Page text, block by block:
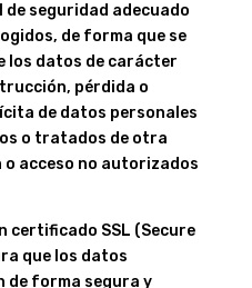
de seguridad adecuado
de forma que se
los datos de carácter
pérdida o
de datos personales
o tratados de otra
acceso no autorizados
certificado SSL (Secure
que los datos
de forma segura y